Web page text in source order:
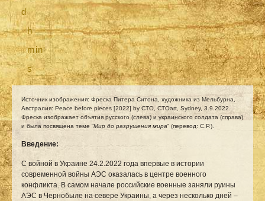
d
h
min
s
Источник изображения: Фреска Питера Ситона, художника из Мельбурна,
Австралия: Peace before pieces [2022] by CTO , CTOart, Sydney, 3.9.2022.
Фреска изображает объятия русского (слева) и украинского солдата (справа)
и была посвящена теме “Мир до разрушения мира” (перевод: С.Р.).
Введение:
С войной в Украине 24.2.2022 года впервые в истории
современной войны АЭС оказалась в центре военного
конфликта. В самом начале российские военные заняли руины
АЭС в Чернобыле на севере Украины, а через несколько дней –